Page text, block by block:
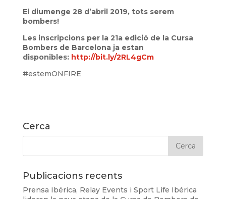
El diumenge 28 d’abril 2019, tots serem
bombers!
Les inscripcions per la 21a edició de la Cursa
Bombers de Barcelona ja estan
disponibles: http://bit.ly/2RL4gCm
#estemONFIRE
Cerca
Publicacions recents
Prensa Ibérica, Relay Events i Sport Life Ibérica